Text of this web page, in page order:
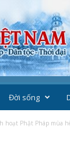
Đời sống
hoạt Phật Pháp mùa